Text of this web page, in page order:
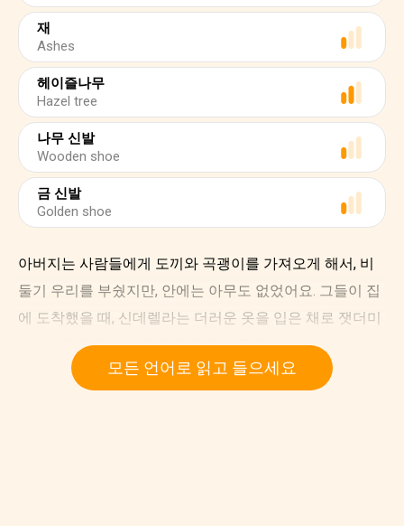
재
Ashes
헤이즐나무
Hazel tree
나무 신발
Wooden shoe
금 신발
Golden shoe
아버지는 사람들에게 도끼와 곡괭이를 가져오게 해서, 비
둘기 우리를 부쉈지만, 안에는 아무도 없었어요. 그들이 집
에 도착했을 때, 신데렐라는 더러운 옷을 입은 채로 잿더미
속에 누워있었어요. 흐릿한 작은 기름램프 하나가 벽난로
에서 타고 있었어요. 신데렐라는 재빨리 비둘기 우리에서
모든 언어로 읽고 들으세요